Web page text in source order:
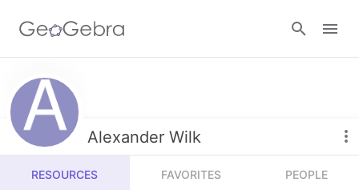
Resources
Number Sense
Algebra
Calculators Alexander Wilk
RESOURCES FAVORITES PEOPLE